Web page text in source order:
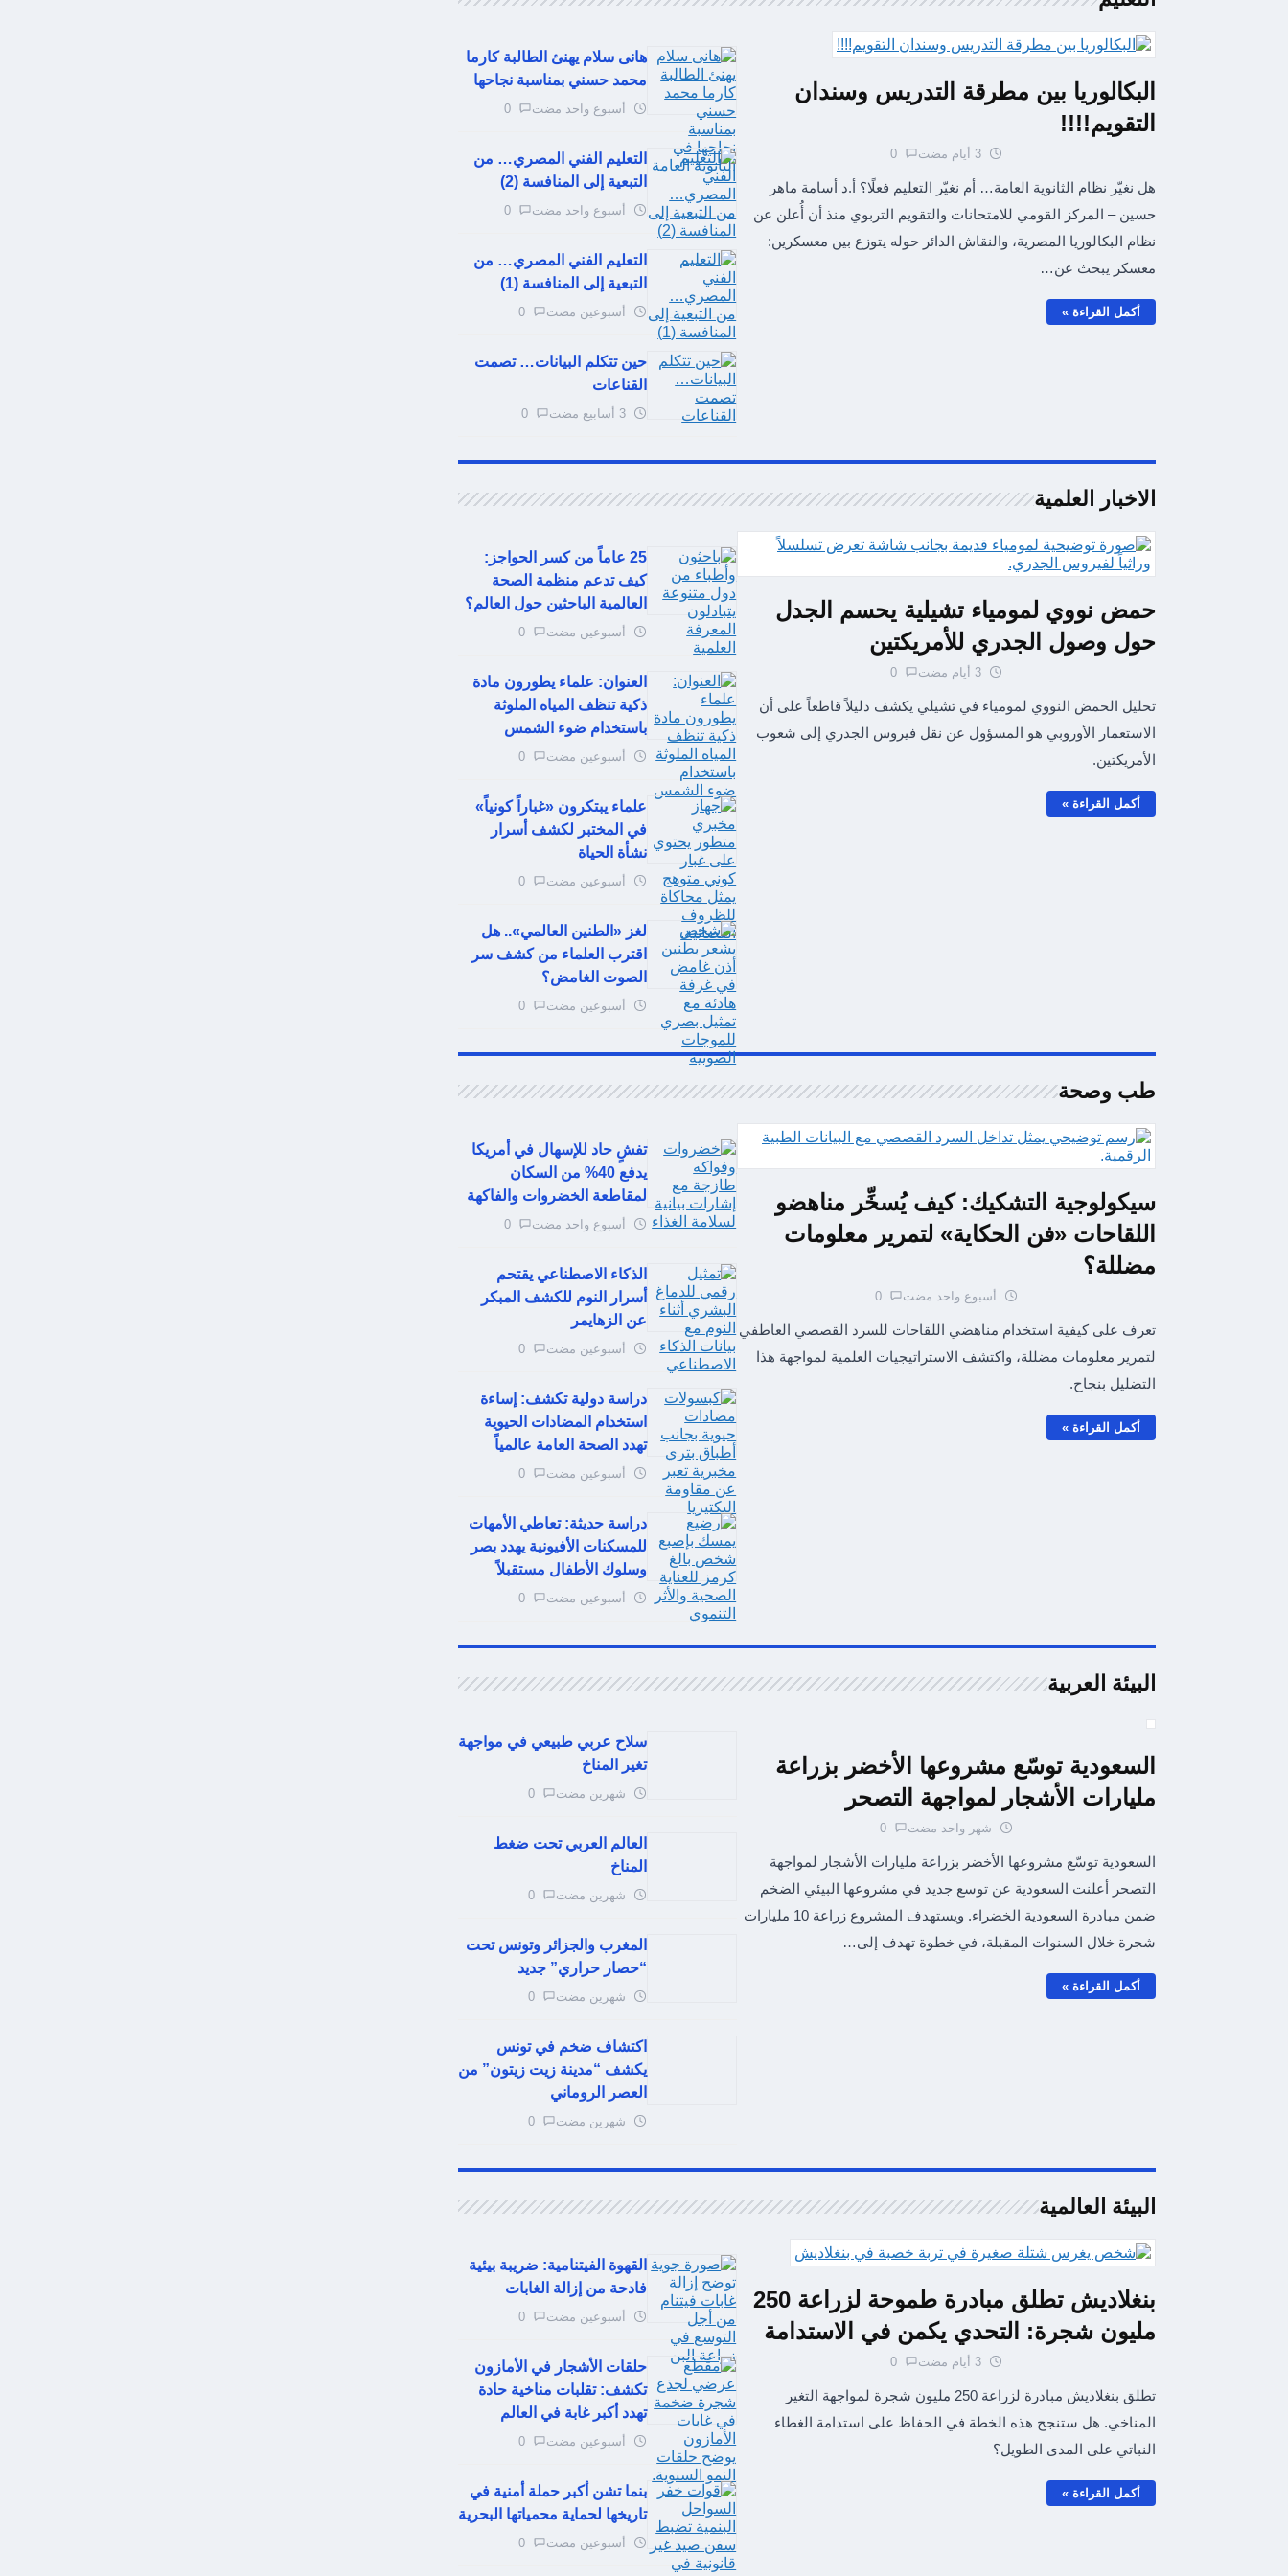
البكالوريا بين مطرقة التدريس وسندان
التقويم!!!!
هل نغيّر نظام الثانوية العامة… أم نغيّر التعليم فعلًا؟ أ.د أسامة ماهر
حسين – المركز القومي للامتحانات والتقويم التربوي منذ أن أُعلن عن
نظام البكالوريا المصرية، والنقاش الدائر حوله يتوزع بين معسكرين:
معسكر يبحث عن…
أكمل القراءة »
هانى سلام يهنئ الطالبة كارما
محمد حسني بمناسبة نجاحها
أسبوع واحد مضت
التعليم الفني المصري… من
التبعية إلى المنافسة (2)
أسبوع واحد مضت
التعليم الفني المصري… من
التبعية إلى المنافسة (1)
أسبوعين مضت
حين تتكلم البيانات… تصمت
القناعات
الاخبار العلمية
حمض نووي لمومياء تشيلية يحسم الجدل
حول وصول الجدري للأمريكتين
تحليل الحمض النووي لمومياء في تشيلي يكشف دليلاً قاطعاً على أن
الاستعمار الأوروبي هو المسؤول عن نقل فيروس الجدري إلى شعوب
الأمريكتين.
أكمل القراءة »
25 عاماً من كسر الحواجز:
كيف تدعم منظمة الصحة
العالمية الباحثين حول العالم؟
أسبوعين مضت
العنوان: علماء يطورون مادة
ذكية تنظف المياه الملوثة
باستخدام ضوء الشمس
أسبوعين مضت
علماء يبتكرون «غباراً كونياً»
في المختبر لكشف أسرار
نشأة الحياة
أسبوعين مضت
لغز «الطنين العالمي».. هل
اقترب العلماء من كشف سر
الصوت الغامض؟
أسبوعين مضت
طب وصحة
سيكولوجية التشكيك: كيف يُسخِّر مناهضو
اللقاحات «فن الحكاية» لتمرير معلومات
مضللة؟
أسبوع واحد مضت
تعرف على كيفية استخدام مناهضي اللقاحات للسرد القصصي العاطفي
لتمرير معلومات مضللة، واكتشف الاستراتيجيات العلمية لمواجهة هذا
التضليل بنجاح.
أكمل القراءة »
تفشٍ حاد للإسهال في أمريكا
يدفع 40% من السكان
لمقاطعة الخضروات والفاكهة
أسبوع واحد مضت
الذكاء الاصطناعي يقتحم
أسرار النوم للكشف المبكر
عن الزهايمر
أسبوعين مضت
دراسة دولية تكشف: إساءة
استخدام المضادات الحيوية
تهدد الصحة العامة عالمياً
أسبوعين مضت
دراسة حديثة: تعاطي الأمهات
للمسكنات الأفيونية يهدد بصر
وسلوك الأطفال مستقبلاً
أسبوعين مضت
البيئة العربية
السعودية توسّع مشروعها الأخضر بزراعة
مليارات الأشجار لمواجهة التصحر
شهر واحد مضت
السعودية توسّع مشروعها الأخضر بزراعة مليارات الأشجار لمواجهة
التصحر أعلنت السعودية عن توسع جديد في مشروعها البيئي الضخم
ضمن مبادرة السعودية الخضراء. ويستهدف المشروع زراعة 10 مليارات
شجرة خلال السنوات المقبلة، في خطوة تهدف إلى…
أكمل القراءة »
سلاح عربي طبيعي في مواجهة
تغير المناخ
شهرين مضت
العالم العربي تحت ضغط
المناخ
شهرين مضت
المغرب والجزائر وتونس تحت
“حصار حراري” جديد
شهرين مضت
اكتشاف ضخم في تونس
يكشف “مدينة زيت زيتون” من
العصر الروماني
شهرين مضت
البيئة العالمية
بنغلاديش تطلق مبادرة طموحة لزراعة 250
مليون شجرة: التحدي يكمن في الاستدامة
تطلق بنغلاديش مبادرة لزراعة 250 مليون شجرة لمواجهة التغير
المناخي. هل ستنجح هذه الخطة في الحفاظ على استدامة الغطاء
النباتي على المدى الطويل؟
أكمل القراءة »
القهوة الفيتنامية: ضريبة بيئية
فادحة من إزالة الغابات
أسبوعين مضت
حلقات الأشجار في الأمازون
تكشف: تقلبات مناخية حادة
تهدد أكبر غابة في العالم
أسبوعين مضت
بنما تشن أكبر حملة أمنية في
تاريخها لحماية محمياتها البحرية
أسبوعين مضت